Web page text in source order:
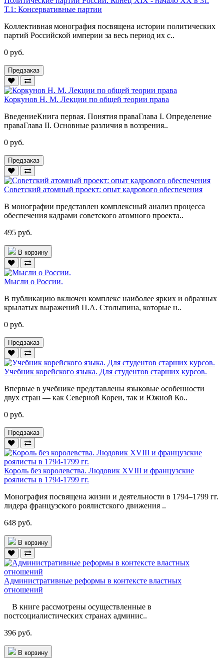
Т.1: Консервативные партии
Коллективная монография посвящена истории политических
партий Российской империи за весь период их с..
0 руб.
Предзаказ
Коркунов Н. М. Лекции по общей теории права
ВведениеКнига первая. Понятия праваГлава I. Определение
праваГлава II. Основные различия в воззрения..
0 руб.
Предзаказ
Советский атомный проект: опыт кадрового обеспечения
В монографии представлен комплексный анализ процесса
обеспечения кадрами советского атомного проекта..
495 руб.
В корзину
Мысли о России.
В публикацию включен комплекс наиболее ярких и образных
крылатых выражений П.А. Столыпина, которые н..
0 руб.
Предзаказ
Учебник корейского языка. Для студентов старших курсов.
Впервые в учебнике представлены языковые особенности
двух стран — как Северной Кореи, так и Южной Ко..
0 руб.
Предзаказ
Король без королевства. Людовик XVIII и французские
роялисты в 1794-1799 гг.
Монография посвящена жизни и деятельности в 1794–1799 гг.
лидера французского роялистского движения ..
648 руб.
В корзину
Административные реформы в контексте властных
отношений
В книге рассмотрены осуществленные в
постсоциалистических странах админис..
396 руб.
В корзину